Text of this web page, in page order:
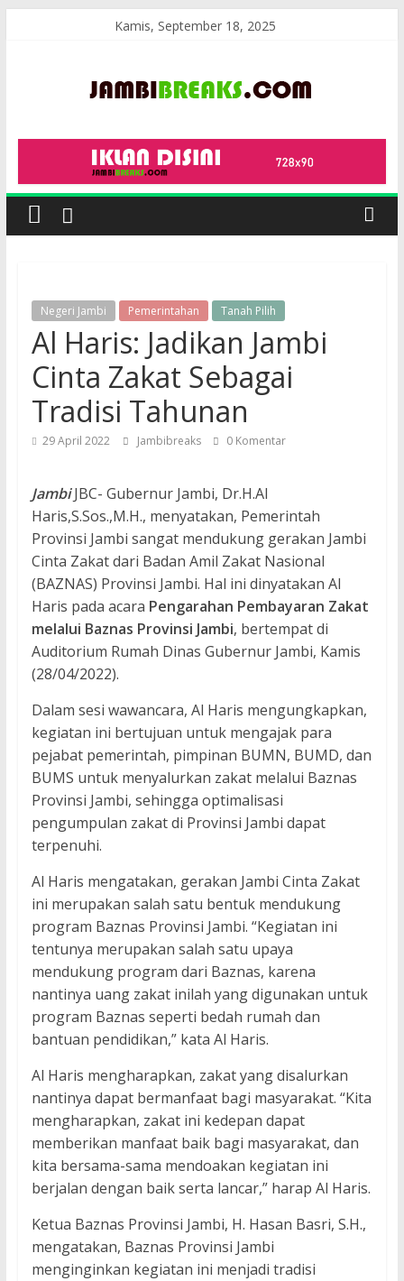
Kamis, September 18, 2025
JambiBreaks
Negeri Jambi Pemerintahan Tanah Pilih
Al Haris: Jadikan Jambi
Cinta Zakat Sebagai
Tradisi Tahunan
29 April 2022 Jambibreaks 0 Komentar
JambiJBC- Gubernur Jambi, Dr.H.Al
Haris,S.Sos.,M.H., menyatakan, Pemerintah
Provinsi Jambi sangat mendukung gerakan Jambi
Cinta Zakat dari Badan Amil Zakat Nasional
(BAZNAS) Provinsi Jambi. Hal ini dinyatakan Al
Haris pada acara Pengarahan Pembayaran Zakat
melalui Baznas Provinsi Jambi, bertempat di
Auditorium Rumah Dinas Gubernur Jambi, Kamis
(28/04/2022).
Dalam sesi wawancara, Al Haris mengungkapkan,
kegiatan ini bertujuan untuk mengajak para
pejabat pemerintah, pimpinan BUMN, BUMD, dan
BUMS untuk menyalurkan zakat melalui Baznas
Provinsi Jambi, sehingga optimalisasi
pengumpulan zakat di Provinsi Jambi dapat
terpenuhi.
Al Haris mengatakan, gerakan Jambi Cinta Zakat
ini merupakan salah satu bentuk mendukung
program Baznas Provinsi Jambi. “Kegiatan ini
tentunya merupakan salah satu upaya
mendukung program dari Baznas, karena
nantinya uang zakat inilah yang digunakan untuk
program Baznas seperti bedah rumah dan
bantuan pendidikan,” kata Al Haris.
Al Haris mengharapkan, zakat yang disalurkan
nantinya dapat bermanfaat bagi masyarakat. “Kita
mengharapkan, zakat ini kedepan dapat
memberikan manfaat baik bagi masyarakat, dan
kita bersama-sama mendoakan kegiatan ini
berjalan dengan baik serta lancar,” harap Al Haris.
Ketua Baznas Provinsi Jambi, H. Hasan Basri, S.H.,
mengatakan, Baznas Provinsi Jambi
menginginkan kegiatan ini menjadi tradisi